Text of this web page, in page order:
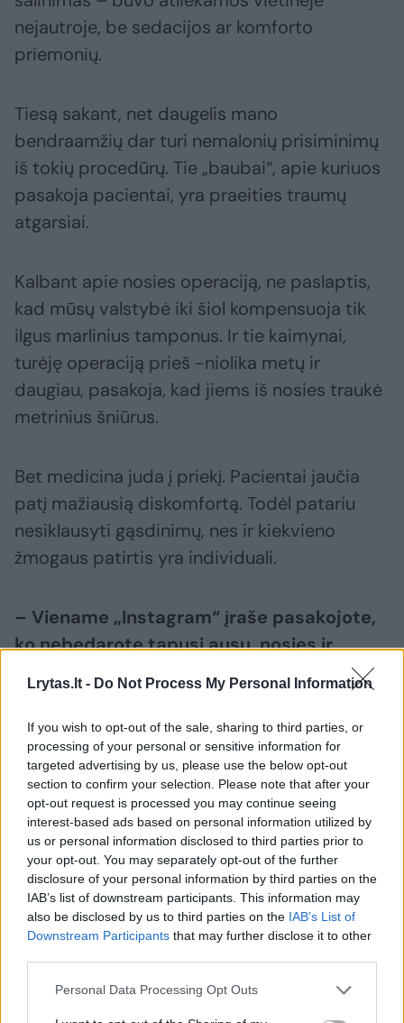
Lrytas.lt - Do Not Process My Personal Information
If you wish to opt-out of the sale, sharing to third parties, or
processing of your personal or sensitive information for
targeted advertising by us, please use the below opt-out
section to confirm your selection. Please note that after your
opt-out request is processed you may continue seeing
interest-based ads based on personal information utilized by
us or personal information disclosed to third parties prior to
your opt-out. You may separately opt-out of the further
disclosure of your personal information by third parties on the
IAB’s list of downstream participants. This information may
also be disclosed by us to third parties on the IAB’s List of
Downstream Participants that may further disclose it to other
Personal Data Processing Opt Outs
nejautroje, be sedacijos ar komforto
priemonių.
Tiesą sakant, net daugelis mano
bendraamžių dar turi nemalonių prisiminimų
iš tokių procedūrų. Tie „baubai“, apie kuriuos
pasakoja pacientai, yra praeities traumų
atgarsiai.
Kalbant apie nosies operaciją, ne paslaptis,
kad mūsų valstybė iki šiol kompensuoja tik
ilgus marlinius tamponus. Ir tie kaimynai,
turėję operaciją prieš -niolika metų ir
daugiau, pasakoja, kad jiems iš nosies traukė
metrinius šniūrus.
Bet medicina juda į priekį. Pacientai jaučia
patį mažiausią diskomfortą. Todėl patariu
nesiklausyti gąsdinimų, nes ir kiekvieno
žmogaus patirtis yra individuali.
– Viename „Instagram“ įraše pasakojote,
ko nebedarote tapusi ausų, nosies ir
gerklės (ANG) gydytoja. O kaip jums
sekasi kasdienybėje laikytis bendrų
sveiko gyvenimo principų?
– Savo srityje, kalbant apie nosies, ausų ir
gerklės priežiūrą, stengiuosi būti geru
pavyzdžiu pacientams. Tačiau jei kalbėsime
plačiau – esu kaip tas batsiuvys be batų.
Darbo labai daug, dažni naktiniai budėjimai, o
hormonų veiklą. Atvirai pasakius, gydytojai